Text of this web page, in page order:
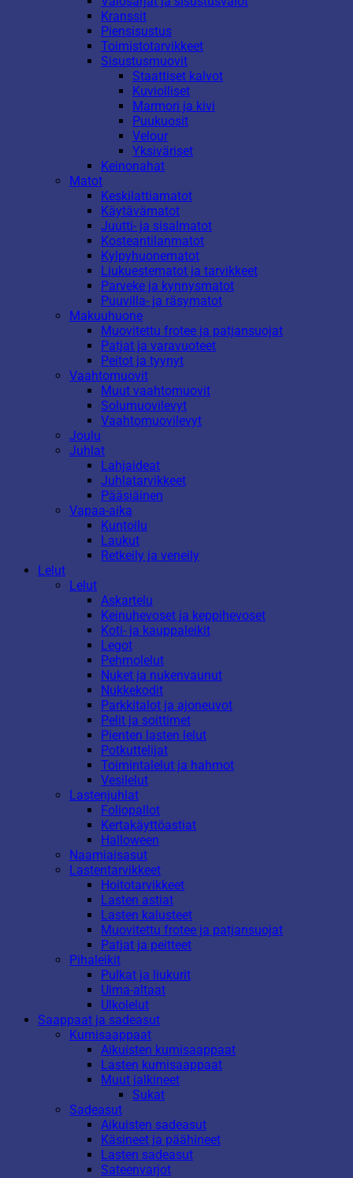
Kranssit
Piensisustus
Toimistotarvikkeet
Sisustusmuovit
Staattiset kalvot
Kuviolliset
Marmori ja kivi
Puukuosit
Velour
Yksiväriset
Keinonahat
Matot
Keskilattiamatot
Käytävämatot
Juutti- ja sisalmatot
Kosteantilanmatot
Kylpyhuonematot
Liukuestematot ja tarvikkeet
Parveke ja kynnysmatot
Puuvilla- ja räsymatot
Makuuhuone
Muovitettu frotee ja patjansuojat
Patjat ja varavuoteet
Peitot ja tyynyt
Vaahtomuovit
Muut vaahtomuovit
Solumuovilevyt
Vaahtomuovilevyt
Joulu
Juhlat
Lahjaideat
Juhlatarvikkeet
Pääsiäinen
Vapaa-aika
Kuntoilu
Laukut
Retkeily ja veneily
Lelut
Lelut
Askartelu
Keinuhevoset ja keppihevoset
Koti- ja kauppaleikit
Legot
Pehmolelut
Nuket ja nukenvaunut
Nukkekodit
Parkkitalot ja ajoneuvot
Pelit ja soittimet
Pienten lasten lelut
Potkuttelijat
Toimintalelut ja hahmot
Vesilelut
Lastenjuhlat
Foliopallot
Kertakäyttöastiat
Halloween
Naamiaisasut
Lastentarvikkeet
Hoitotarvikkeet
Lasten astiat
Lasten kalusteet
Muovitettu frotee ja patjansuojat
Patjat ja peitteet
Pihaleikit
Pulkat ja liukurit
Uima-altaat
Ulkolelut
Saappaat ja sadeasut
Kumisaappaat
Aikuisten kumisaappaat
Lasten kumisaappaat
Muut jalkineet
Sukat
Sadeasut
Aikuisten sadeasut
Käsineet ja päähineet
Lasten sadeasut
Sateenvarjot